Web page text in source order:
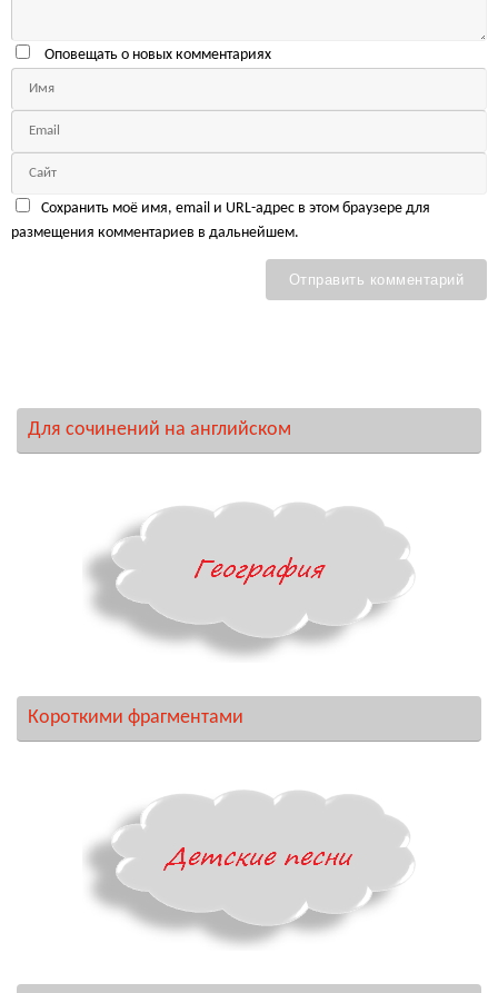
Оповещать о новых комментариях
Сохранить моё имя, email и URL-адрес в этом браузере для
размещения комментариев в дальнейшем.
Для сочинений на английском
Короткими фрагментами